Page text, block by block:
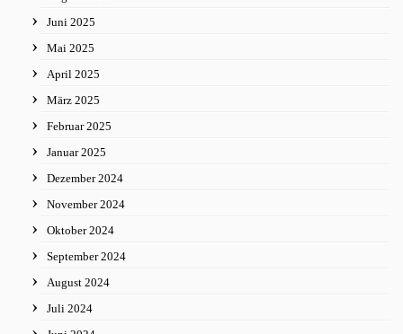
Juni 2025
Mai 2025
April 2025
März 2025
Februar 2025
Januar 2025
Dezember 2024
November 2024
Oktober 2024
September 2024
August 2024
Juli 2024